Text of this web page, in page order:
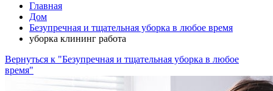
Главная
Дом
Безупречная и тщательная уборка в любое время
уборка клининг работа
Вернуться к "Безупречная и тщательная уборка в любое
время"